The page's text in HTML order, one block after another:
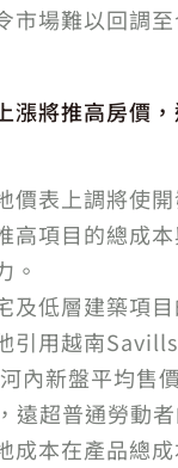
市場難以回調
漲將推高房價
價表上調將使
高項目的總成本
。
及低層建築項
引用越南
內新盤平均售
遠超普通勞動者
成本在產品總